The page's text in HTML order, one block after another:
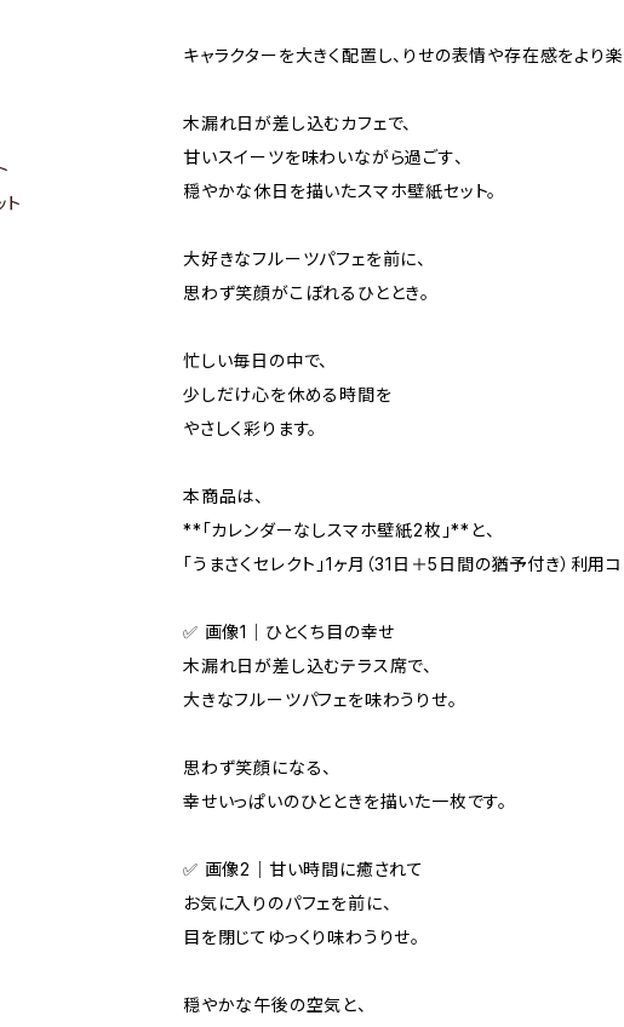
キャラクターを大きく配置し、りせの表情や存在感をより
木漏れ日が差し込むカフェで、
甘いスイーツを味わいながら過ごす、
穏やかな休日を描いたスマホ壁紙セット。
大好きなフルーツパフェを前に、
思わず笑顔がこぼれるひととき。
忙しい毎日の中で、
少しだけ心を休める時間を
やさしく彩ります。
本商品は、
**「カレンダーなしスマホ壁紙2枚」**と、
「うまさくセレクト」1ヶ月（31日＋5日間の猶予付き）利用
✅ 画像1｜ひとくち目の幸せ
木漏れ日が差し込むテラス席で、
大きなフルーツパフェを味わうりせ。
思わず笑顔になる、
幸せいっぱいのひとときを描いた一枚です。
✅ 画像2｜甘い時間に癒されて
お気に入りのパフェを前に、
目を閉じてゆっくり味わうりせ。
穏やかな午後の空気と、
ト